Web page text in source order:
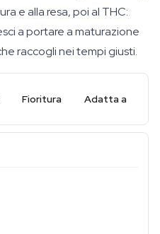
e alla resa, poi al THC:
a portare a maturazione
raccogli nei tempi giusti.
Fioritura Adatta a